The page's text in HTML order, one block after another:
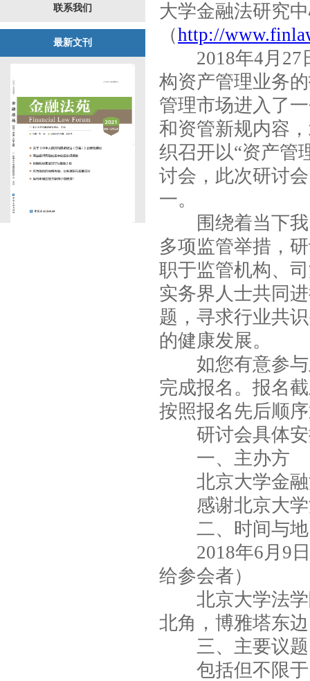
联系我们
最新文刊
大学金融法研究
（http://
2018年4月27
构资产管理业务
管理市场进入了
和资管新规内容
织召开以“资产管
讨会，此次研讨
一。
围绕着当下我
多项监管举措，
职于监管机构、
实务界人士共同
题，寻求行业共
的健康发展。
如您有意参与
完成报名。报名
按照报名先后顺
研讨会具体安
一、主办方
北京大学金融
感谢北京大学
二、时间与地
2018年6月9日
给参会者）
北京大学法学
北角，博雅塔东
三、主要议题
包括但不限于